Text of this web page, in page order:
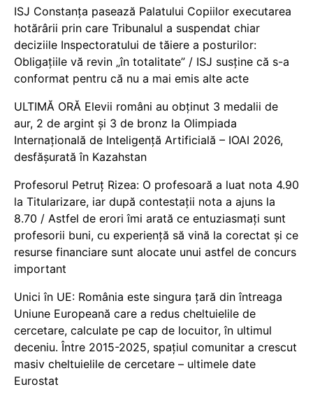
ISJ Constanța pasează Palatului Copiilor executarea
hotărârii prin care Tribunalul a suspendat chiar
deciziile Inspectoratului de tăiere a posturilor:
Obligațiile vă revin „în totalitate” / ISJ susține că s-a
conformat pentru că nu a mai emis alte acte
ULTIMĂ ORĂ Elevii români au obținut 3 medalii de
aur, 2 de argint și 3 de bronz la Olimpiada
Internațională de Inteligență Artificială – IOAI 2026,
desfășurată în Kazahstan
Profesorul Petruț Rizea: O profesoară a luat nota 4.90
la Titularizare, iar după contestații nota a ajuns la
8.70 / Astfel de erori îmi arată ce entuziasmați sunt
profesorii buni, cu experiență să vină la corectat și ce
resurse financiare sunt alocate unui astfel de concurs
important
Unici în UE: România este singura țară din întreaga
Uniune Europeană care a redus cheltuielile de
cercetare, calculate pe cap de locuitor, în ultimul
deceniu. Între 2015-2025, spațiul comunitar a crescut
masiv cheltuielile de cercetare – ultimele date
Eurostat